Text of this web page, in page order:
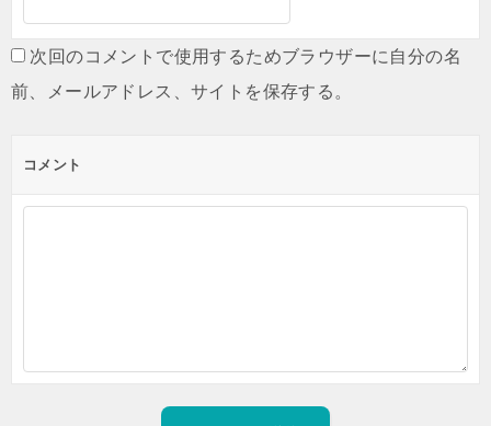
次回のコメントで使用するためブラウザーに自分の名
前、メールアドレス、サイトを保存する。
コメント